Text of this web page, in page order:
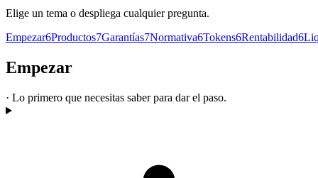
Elige un tema o despliega cualquier pregunta.
Empezar6Productos7Garantías7Normativa6Tokens6Rentabilidad6
Empezar
· Lo primero que necesitas saber para dar el paso.